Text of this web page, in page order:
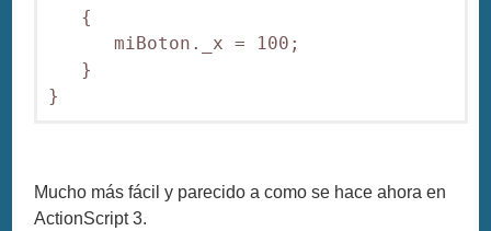
{
miBoton._x = 100;
}
Mucho más fácil y parecido a como se hace ahora en
ActionScript 3.